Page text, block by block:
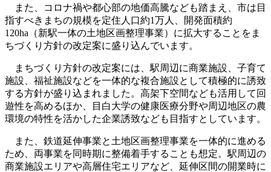
また、コロナ禍や都心部の地価高騰なども踏まえ、市は目
指すべきまちの規模を定住人口約1万人、開発面積約
120ha（新駅一体の土地区画整理事業）に拡大することをま
ちづくり方針の改定案に盛り込んでいます。
まちづくり方針の改定案には、駅周辺に商業施設、子育て
施設、福祉施設などを一体的な複合施設として積極的に誘致
する方針が盛り込まれました。高架下空間なども活用して回
遊性を高めるほか、目白大学の健康医療分野や周辺地区の農
環境の特性を活かした企業誘致なども目指すとしています。
また、鉄道延伸事業と土地区画整理事業を一体的に進める
ため、両事業を同時期に整備着手することも想定。駅周辺の
商業施設エリアや高層住宅エリアなど、延伸区間の開業時に